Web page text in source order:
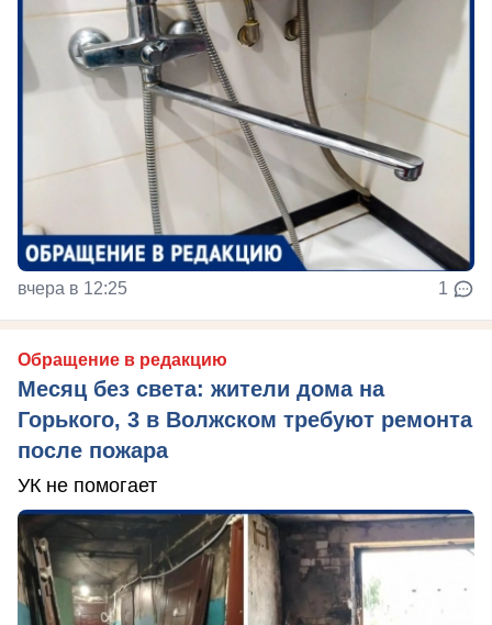
вчера в 12:25 1
Обращение в редакцию
Месяц без света: жители дома на
Горького, 3 в Волжском требуют ремонта
после пожара
УК не помогает